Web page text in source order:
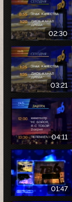
02:30
03:21
04:11
01:47